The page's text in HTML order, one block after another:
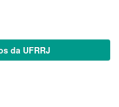
da UFRRJ